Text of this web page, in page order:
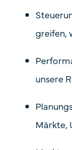
greifen,
unsere
Märkte,